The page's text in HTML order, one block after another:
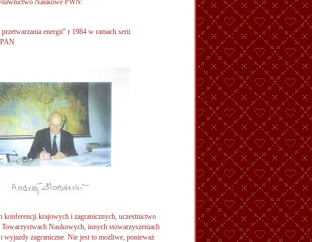
energii” r 1984 w ramach serii
krajowych i zagranicznych, uczestnictwo
Naukowych, innych stowarzyszeniach
wyjazdy zagraniczne. Nie jest to możliwe, ponieważ